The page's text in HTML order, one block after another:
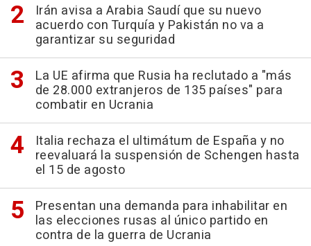
Irán avisa a Arabia Saudí que su nuevo
acuerdo con Turquía y Pakistán no va a
garantizar su seguridad
La UE afirma que Rusia ha reclutado a "más
de 28.000 extranjeros de 135 países" para
combatir en Ucrania
Italia rechaza el ultimátum de España y no
reevaluará la suspensión de Schengen hasta
el 15 de agosto
Presentan una demanda para inhabilitar en
las elecciones rusas al único partido en
contra de la guerra de Ucrania